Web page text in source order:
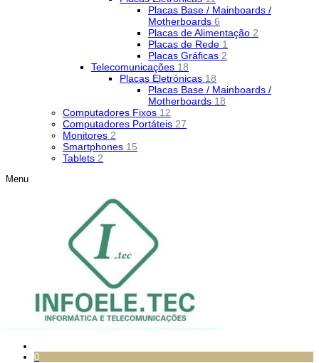
Placas Base / Mainboards /
Motherboards 6
Placas de Alimentação 2
Placas de Rede 1
Placas Gráficas 2
Telecomunicações 18
Placas Eletrónicas 18
Placas Base / Mainboards /
Motherboards 18
Computadores Fixos 12
Computadores Portáteis 27
Monitores 2
Smartphones 15
Tablets 2
Menu
0